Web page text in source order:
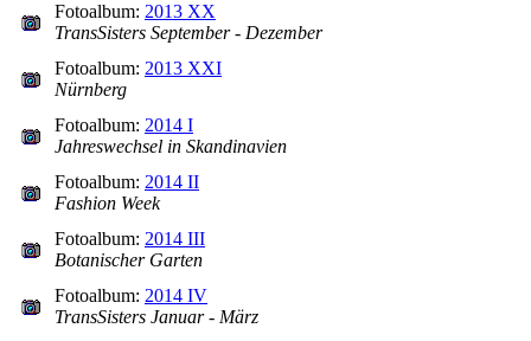
Fotoalbum: 2013 XX
TransSisters September - Dezember
Fotoalbum: 2013 XXI
Nürnberg
Fotoalbum: 2014 I
Jahreswechsel in Skandinavien
Fotoalbum: 2014 II
Fashion Week
Fotoalbum: 2014 III
Botanischer Garten
Fotoalbum: 2014 IV
TransSisters Januar - März